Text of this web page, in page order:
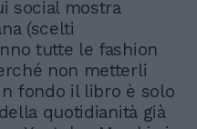
social mostra
(scelti
tutte le fashion
non metterli
fondo il libro è solo
quotidianità già